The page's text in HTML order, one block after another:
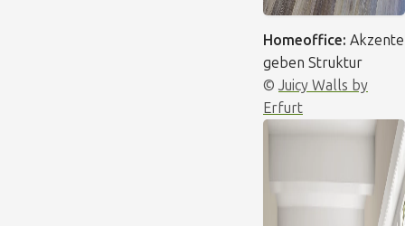
Homeoffice: Akzente
geben Struktur
© Juicy Walls by
Erfurt